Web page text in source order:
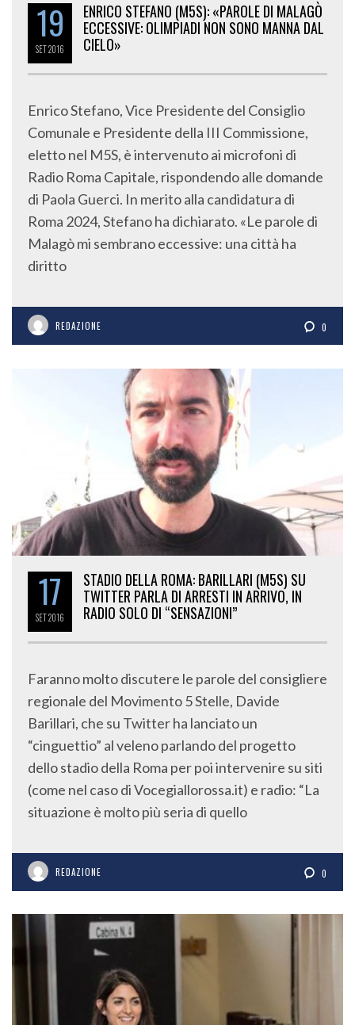
19
SET2016
ENRICO STEFANO (M5S): «PAROLE DI MALAGÒ
ECCESSIVE: OLIMPIADI NON SONO MANNA DAL
CIELO»
Enrico Stefano, Vice Presidente del Consiglio
Comunale e Presidente della III Commissione,
eletto nel M5S, è intervenuto ai microfoni di
Radio Roma Capitale, rispondendo alle domande
di Paola Guerci. In merito alla candidatura di
Roma 2024, Stefano ha dichiarato. «Le parole di
Malagò mi sembrano eccessive: una città ha
diritto
REDAZIONE 0
17
SET2016
STADIO DELLA ROMA: BARILLARI (M5S) SU
TWITTER PARLA DI ARRESTI IN ARRIVO, IN
RADIO SOLO DI “SENSAZIONI”
Faranno molto discutere le parole del consigliere
regionale del Movimento 5 Stelle, Davide
Barillari, che su Twitter ha lanciato un
“cinguettio” al veleno parlando del progetto
dello stadio della Roma per poi intervenire su siti
(come nel caso di Vocegiallorossa.it) e radio: “La
situazione è molto più seria di quello
REDAZIONE 0